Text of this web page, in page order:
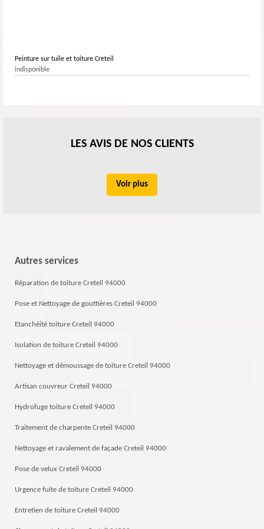
Peinture sur tuile et toiture Creteil
indisponible
LES AVIS DE NOS CLIENTS
Voir plus
Autres services
Réparation de toiture Creteil 94000
Pose et Nettoyage de gouttières Creteil 94000
Etanchéité toiture Creteil 94000
Isolation de toiture Creteil 94000
Nettoyage et démoussage de toiture Creteil 94000
Artisan couvreur Creteil 94000
Hydrofuge toiture Creteil 94000
Traitement de charpente Creteil 94000
Nettoyage et ravalement de façade Creteil 94000
Pose de velux Creteil 94000
Urgence fuite de toiture Creteil 94000
Entretien de toiture Creteil 94000